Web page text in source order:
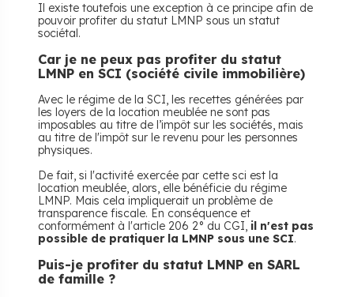
Il existe toutefois une exception à ce principe afin de
pouvoir profiter du statut LMNP sous un statut
sociétal.
Car je ne peux pas profiter du statut
LMNP en SCI (société civile immobilière)
Avec le régime de la SCI, les recettes générées par
les loyers de la location meublée ne sont pas
imposables au titre de l’impôt sur les sociétés, mais
au titre de l'impôt sur le revenu pour les personnes
physiques.
De fait, si l'activité exercée par cette sci est la
location meublée, alors, elle bénéficie du régime
LMNP. Mais cela impliquerait un problème de
transparence fiscale. En conséquence et
conformément à l'article 206 2° du CGI, il n'est pas
possible de pratiquer la LMNP sous une SCI.
Puis-je profiter du statut LMNP en SARL
de famille ?